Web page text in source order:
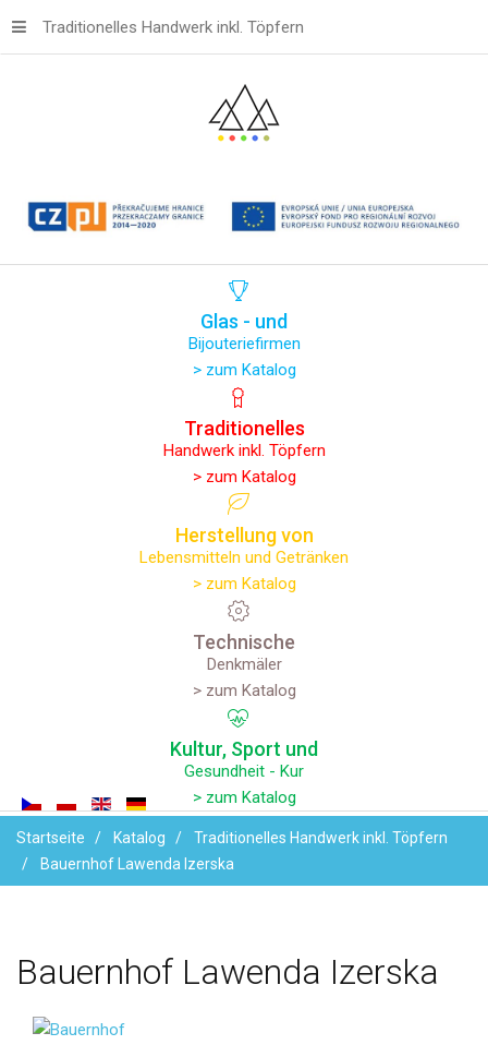
Traditionelles Handwerk inkl. Töpfern
Glas - und
Bijouteriefirmen
> zum Katalog
Traditionelles
Handwerk inkl. Töpfern
> zum Katalog
Herstellung von
Lebensmitteln und Getränken
> zum Katalog
Technische
Denkmäler
> zum Katalog
Kultur, Sport und
Gesundheit - Kur
> zum Katalog
Startseite Katalog
Traditionelles Handwerk inkl. Töpfern
Bauernhof Lawenda Izerska
Bauernhof Lawenda Izerska
Name